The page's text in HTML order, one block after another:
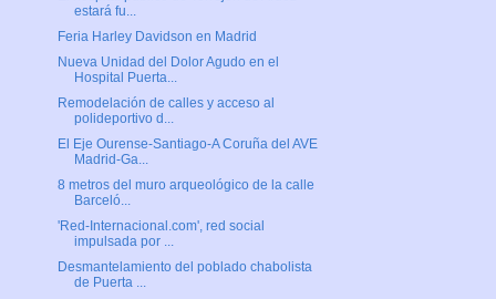
estará fu...
Feria Harley Davidson en Madrid
Nueva Unidad del Dolor Agudo en el
Hospital Puerta...
Remodelación de calles y acceso al
polideportivo d...
El Eje Ourense-Santiago-A Coruña del AVE
Madrid-Ga...
8 metros del muro arqueológico de la calle
Barceló...
'Red-Internacional.com', red social
impulsada por ...
Desmantelamiento del poblado chabolista
de Puerta ...